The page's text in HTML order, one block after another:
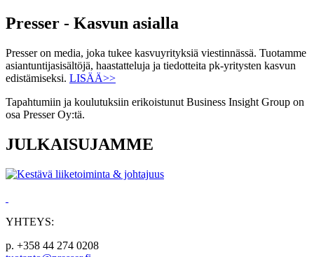
Presser - Kasvun asialla
Presser on media, joka tukee kasvuyrityksiä viestinnässä. Tuotamme
asiantuntijasisältöjä, haastatteluja ja tiedotteita pk-yritysten kasvun
edistämiseksi. LISÄÄ>>
Tapahtumiin ja koulutuksiin erikoistunut Business Insight Group on
osa Presser Oy:tä.
JULKAISUJAMME
YHTEYS:
p. +358 44 274 0208